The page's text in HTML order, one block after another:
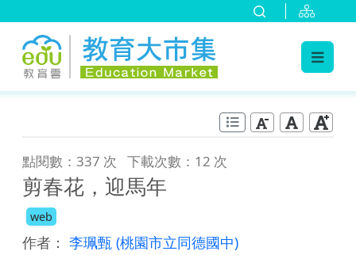
點閱數：337 次 下載次數：12 次
剪春花，迎馬年
web
作者： 李珮甄 (桃園市立同德國中)